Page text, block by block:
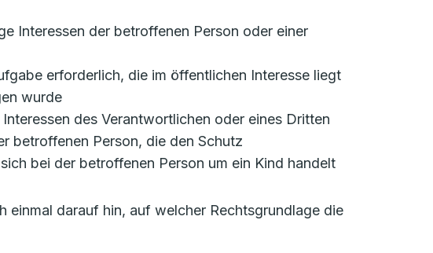
Interessen der betroffenen Person oder einer
erforderlich, die im öffentlichen Interesse liegt
wurde
des Verantwortlichen oder eines Dritten
betroffenen Person, die den Schutz
bei der betroffenen Person um ein Kind handelt
einmal darauf hin, auf welcher Rechtsgrundlage die